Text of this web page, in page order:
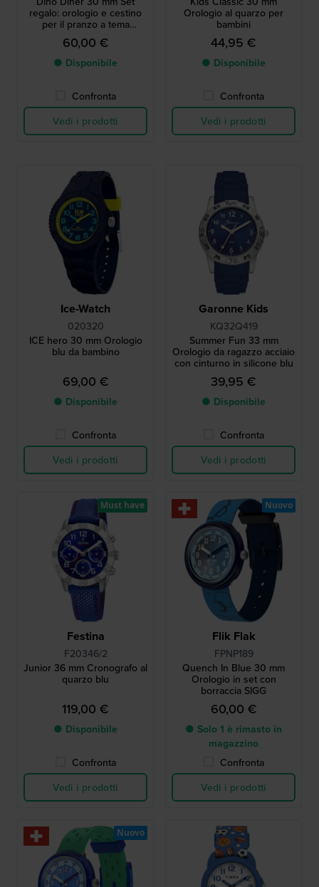
regalo: orologio e cestino
per il pranzo a tema
dinosauro
60,00 €
● Disponibile
Confronta
Vedi i prodotti
Orologio al quarzo per
bambini
44,95 €
● Disponibile
Confronta
Vedi i prodotti
Ice-Watch
020320
ICE hero 30 mm Orologio
blu da bambino
69,00 €
● Disponibile
Confronta
Vedi i prodotti
Garonne Kids
KQ32Q419
Summer Fun 33 mm
Orologio da ragazzo acciaio
con cinturno in silicone blu
39,95 €
● Disponibile
Confronta
Vedi i prodotti
Festina
F20346/2
Junior 36 mm Cronografo al
quarzo blu
119,00 €
● Disponibile
Confronta
Vedi i prodotti
Must have
Flik Flak
FPNP189
Quench In Blue 30 mm
Orologio in set con
borraccia SIGG
60,00 €
● Solo 1 è rimasto in
magazzino
Confronta
Vedi i prodotti
Nuovo
Nuovo